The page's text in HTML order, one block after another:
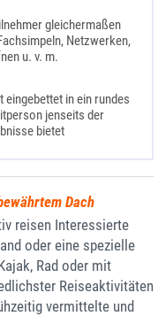
gleichermaßen
Netzwerken,
u. v. m.
eingebettet in ein rundes
jenseits der
bietet
Dach
reisen Interessierte
oder eine spezielle
Rad oder mit
Reiseaktivitäten
vermittelte und